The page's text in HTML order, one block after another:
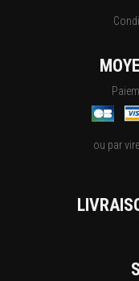
ou par